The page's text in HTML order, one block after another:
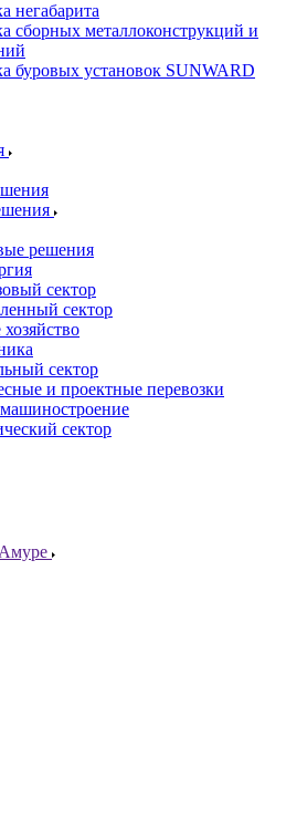
негабарита
сборных металлоконструкций и
буровых установок SUNWARD
решения
сектор
сектор
сектор
и проектные перевозки
сектор